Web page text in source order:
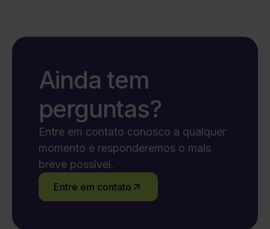
Ainda tem
perguntas?
Entre em contato conosco a qualquer
momento e responderemos o mais
breve possível.
Entre em contato